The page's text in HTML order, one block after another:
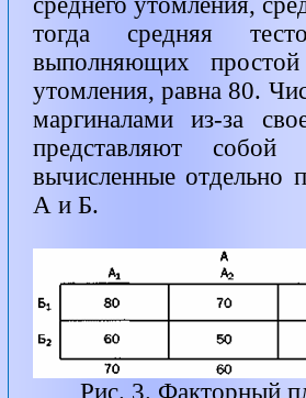
тогда средняя
выполняющих
утомления, равна 80.
маргиналами из-за
представляют собой
вычисленные
А и Б.
Рис. 3. Факторный